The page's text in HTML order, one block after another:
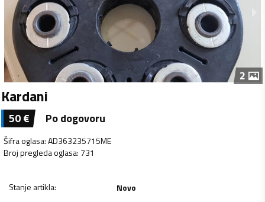
2
Kardani
50€ Po dogovoru
Šifra oglasa:AD363235715ME
Broj pregleda oglasa: 731
Stanje artikla: Novo